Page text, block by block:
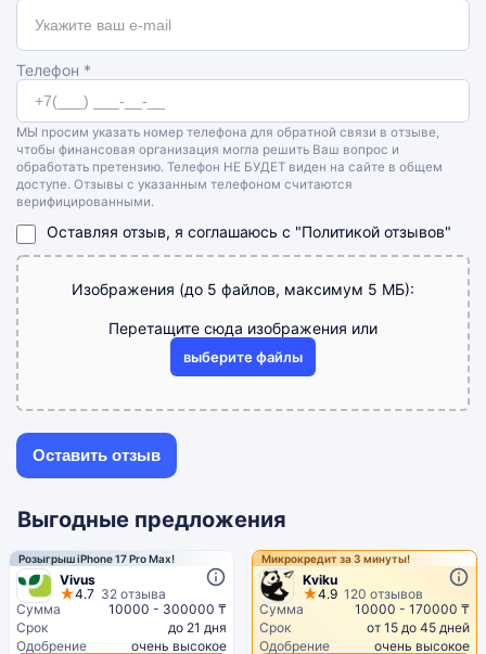
Телефон *
МЫ просим указать номер телефона для обратной связи в отзыве,
чтобы финансовая организация могла решить Ваш вопрос и
обработать претензию. Телефон НЕ БУДЕТ виден на сайте в общем
доступе. Отзывы с указанным телефоном считаются
верифицированными.
Оставляя отзыв, я соглашаюсь с "Политикой отзывов"
Изображения (до 5 файлов, максимум 5 МБ):
Перетащите сюда изображения или
выберите файлы
Выгодные предложения
Розыгрыш iPhone 17 Pro Max!
Vivus
4.7 32 отзыва
Сумма
10000 - 300000 ₸
Срок
до 21 дня
Одобрение
очень высокое
Микрокредит за 3 минуты!
Kviku
4.9 120 отзывов
Сумма
10000 - 170000 ₸
Срок
от 15 до 45 дней
Одобрение
очень высокое